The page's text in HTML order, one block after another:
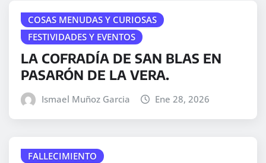
COSAS MENUDAS Y CURIOSAS
FESTIVIDADES Y EVENTOS
LA COFRADÍA DE SAN BLAS EN
PASARÓN DE LA VERA.
Ismael Muñoz Garcia Ene 28, 2026
FALLECIMIENTO